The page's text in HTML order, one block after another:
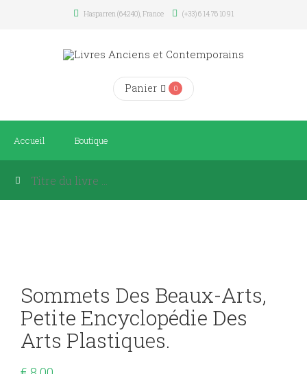
Hasparren (64240), France (+33) 6 14 76 10 91
Panier 0
Accueil Boutique
Sommets Des Beaux-Arts,
Petite Encyclopédie Des
Arts Plastiques.